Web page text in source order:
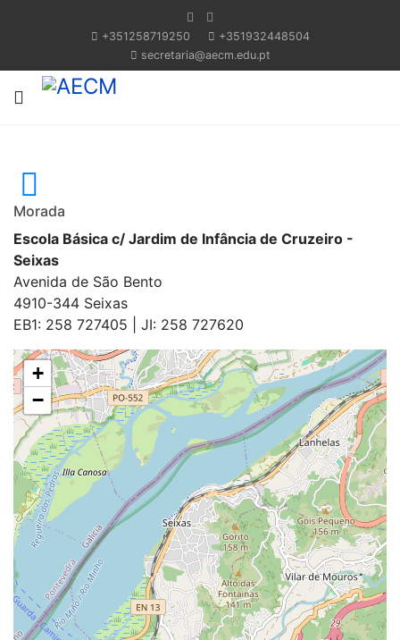
+351258719250
+351932448504
secretaria@aecm.edu.pt
Morada
Escola Básica c/ Jardim de Infância de Cruzeiro -
Seixas
Avenida de São Bento
4910-344 Seixas
EB1: 258 727405 | JI: 258 727620
+
−